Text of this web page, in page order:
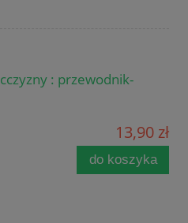
: przewodnik-
13,90 zł
do koszyka